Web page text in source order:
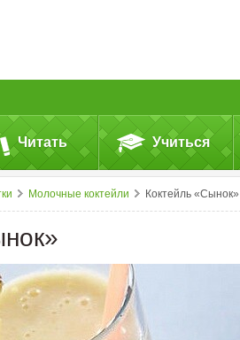
Читать Учиться
Молочные коктейли Коктейль «Сынок»